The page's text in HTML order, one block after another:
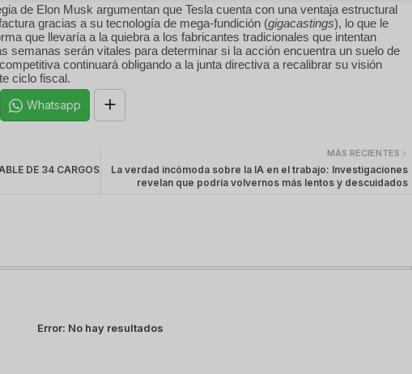
de Elon Musk argumentan que Tesla cuenta con una ventaja estructural
gracias a su tecnología de mega-fundición (gigacastings), lo que le
que llevaría a la quiebra a los fabricantes tradicionales que intentan
semanas serán vitales para determinar si la acción encuentra un suelo de
continuará obligando a la junta directiva a recalibrar su visión
ciclo fiscal.
Whatsapp
MÁS RECIENTES
La verdad incómoda sobre la IA en el trabajo: Investigaciones
revelan que podría volvernos más lentos y descuidados
DE 34 CARGOS
Error: No hay resultados